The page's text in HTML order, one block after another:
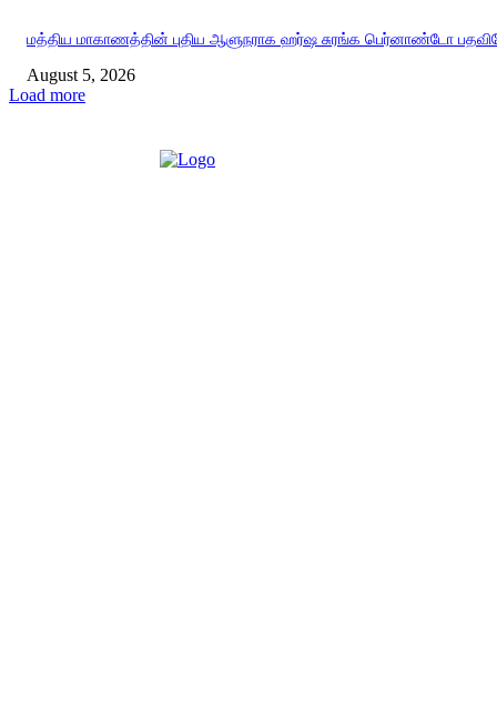
மத்திய மாகாணத்தின் புதிய ஆளுநராக ஹர்ஷ சுரங்க பெர்னாண்டோ
August 5, 2026
Load more